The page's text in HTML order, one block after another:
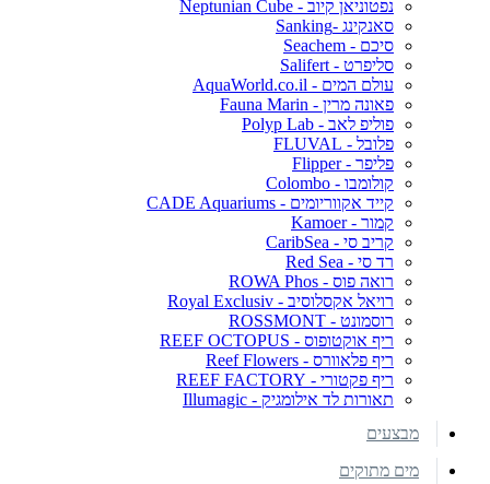
נפטוניאן קיוב - Neptunian Cube
סאנקינג -Sanking
סיכם - Seachem
סליפרט - Salifert
עולם המים - AquaWorld.co.il
פאונה מרין - Fauna Marin
פוליפ לאב - Polyp Lab
פלובל - FLUVAL
פליפר - Flipper
קולומבו - Colombo
קייד אקווריומים - CADE Aquariums
קמור - Kamoer
קריב סי - CaribSea
רד סי - Red Sea
רואה פוס - ROWA Phos
רויאל אקסלוסיב - Royal Exclusiv
רוסמונט - ROSSMONT
ריף אוקטופוס - REEF OCTOPUS
ריף פלאוורס - Reef Flowers
ריף פקטורי - REEF FACTORY
תאורות לד אילומגיק - Illumagic
מבצעים
מים מתוקים